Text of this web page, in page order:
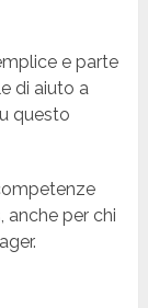
e parte
di aiuto a
questo
anche per chi